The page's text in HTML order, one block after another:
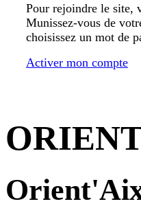
Pour rejoindre le site,
Munissez-vous de
choisissez un mot de
Activer mon compte